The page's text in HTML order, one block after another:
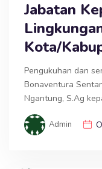
Jabatan
Kota/
Pengukuhan dan
Bonaventura
Ngantung, S.Ag
Admin